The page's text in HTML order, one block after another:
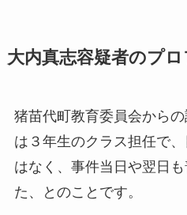
大内真志容疑者のプ
猪苗代町教育委員会から
は３年生のクラス担任で
はなく、事件当日や翌日
た、とのことです。